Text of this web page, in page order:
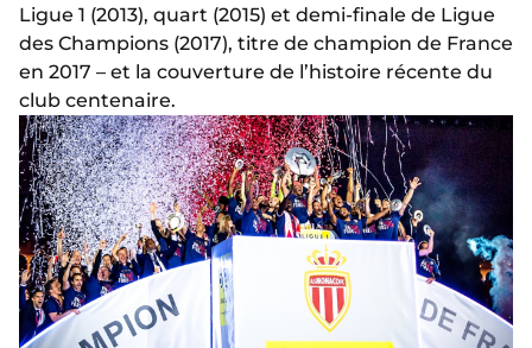
Ligue 1 (2013), quart (2015) et demi-finale de Ligue
des Champions (2017), titre de champion de France
en 2017 – et la couverture de l’histoire récente du
club centenaire.